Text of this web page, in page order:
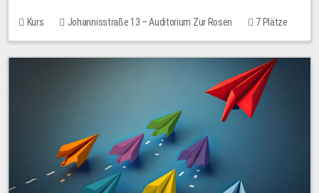
Kurs Johannisstraße 13 – Auditorium Zur Rosen
7 Plätze
10,00 EUR